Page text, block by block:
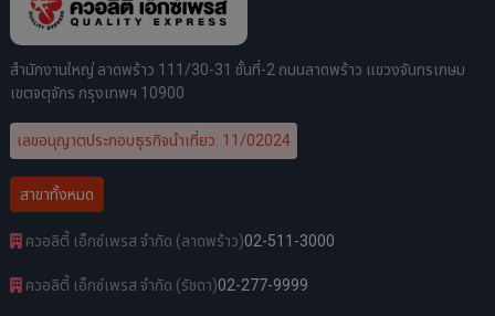
สำนักงานใหญ่ ลาดพร้าว 111/30-31 ชั้นที่-2 ถนนลาดพร้าว แขวงจันทรเกษม
เขตจตุจักร กรุงเทพฯ 10900
เลขอนุญาตประกอบธุรกิจนำเที่ยว: 11/02024
สาขาทั้งหมด
ควอลิตี้ เอ็กซ์เพรส จำกัด (ลาดพร้าว)02-511-3000
ควอลิตี้ เอ็กซ์เพรส จำกัด (รัชดา)02-277-9999